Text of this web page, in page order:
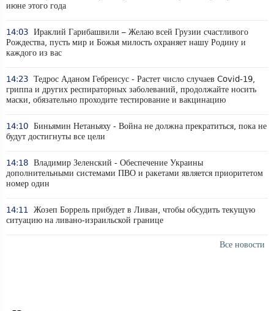
июне этого года
14:03 Ираклий Гарибашвили – Желаю всей Грузии счастливого
Рождества, пусть мир и Божья милость охраняет нашу Родину и
каждого из вас
14:23 Тедрос Аданом Гебреисус - Растет число случаев Covid-19,
гриппа и других респираторных заболеваний, продолжайте носить
маски, обязательно проходите тестирование и вакцинацию
14:10 Биньямин Нетаньяху - Война не должна прекратиться, пока не
будут достигнуты все цели
14:18 Владимир Зеленский - Обеспечение Украины
дополнительными системами ПВО и ракетами является приоритетом
номер один
14:11
Жозеп Боррель прибудет в Ливан, чтобы обсудить текущую
ситуацию на ливано-израильской границе
Все новости